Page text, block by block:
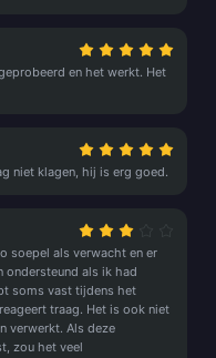
en het werkt. Het
niet klagen, hij is erg goed.
soepel als verwacht en er
ondersteund als ik had
soms vast tijdens het
traag. Het is ook niet
verwerkt. Als deze
zou het veel